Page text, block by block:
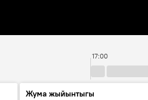
17:00
Жума жыйынтыгы